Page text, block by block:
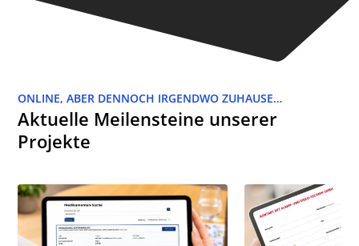
ONLINE, ABER DENNOCH IRGENDWO ZUHAUSE…
Aktuelle Meilensteine unserer
Projekte